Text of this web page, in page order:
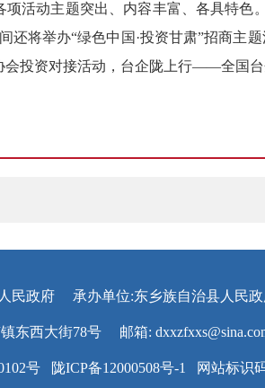
项活动主题突出、内容丰富、各具特色
还将举办“绿色中国·投资甘肃”招商
投资对接活动，台企陇上行——全国
民政府 承办单位:东乡族自治县人民
东西大街78号 邮箱:
号 陇ICP备12000508号-1 网站标识